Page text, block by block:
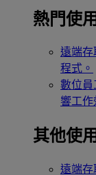
熱門使
遠端存
程式。
數位員
響工作
其他使
遠端存